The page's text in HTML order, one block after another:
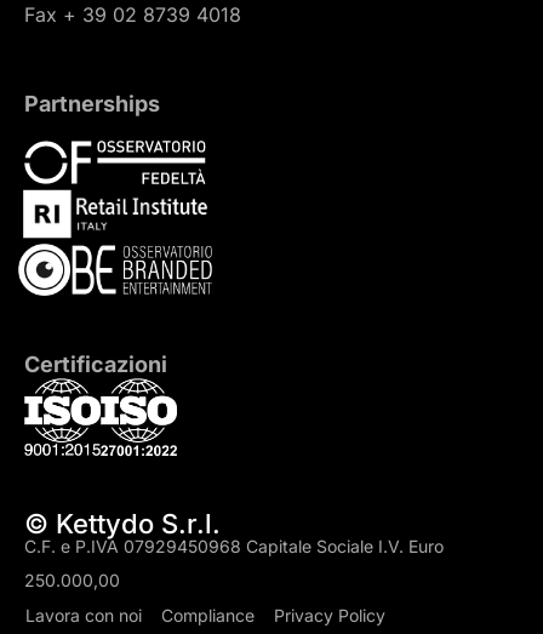
Fax + 39 02 8739 4018
Partnerships
Certificazioni
© Kettydo S.r.l.
C.F. e P.IVA 07929450968 Capitale Sociale I.V. Euro
250.000,00
Lavora con noi
Compliance Privacy Policy